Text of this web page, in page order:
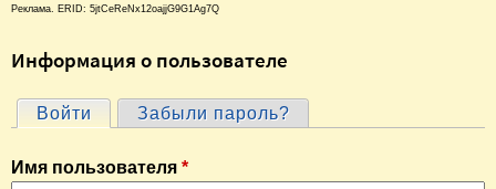
Реклама. ERID: 5jtCeReNx12oajjG9G1Ag7Q
Информация о пользователе
Г
л
Войти (активная вкладка)
Забыли пароль?
Имя пользователя *